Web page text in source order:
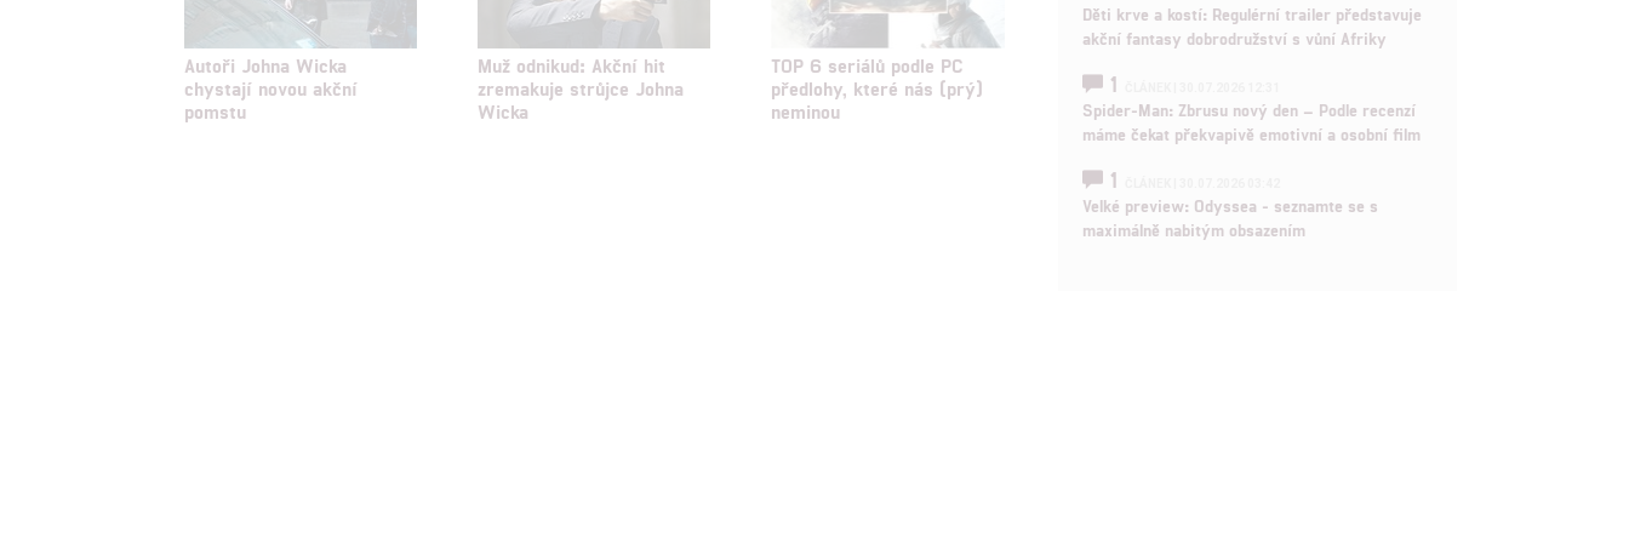
Autoři Johna Wicka
chystají novou akční
pomstu
Muž odnikud: Akční hit
zremakuje strůjce Johna
Wicka
TOP 6 seriálů podle PC
předlohy, které nás (prý)
neminou
Děti krve a kostí: Regulérní trailer představuje
akční fantasy dobrodružství s vůní Afriky
1
Spider-Man: Zbrusu nový den – Podle recenzí
máme čekat překvapivě emotivní a osobní film
1
Velké preview: Odyssea - seznamte se s
maximálně nabitým obsazením